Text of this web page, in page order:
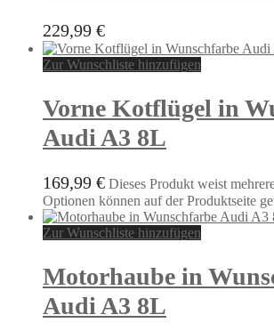
229,99 €
Zur Wunschliste hinzufügen
Vorne Kotflügel in
Audi A3 8L
169,99 € Dieses Produkt weist
Optionen können auf der Produktseite
Zur Wunschliste hinzufügen
Motorhaube in
Audi A3 8L